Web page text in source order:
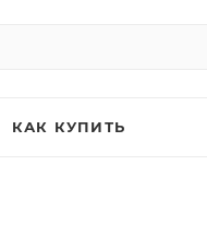
КАК КУПИТЬ